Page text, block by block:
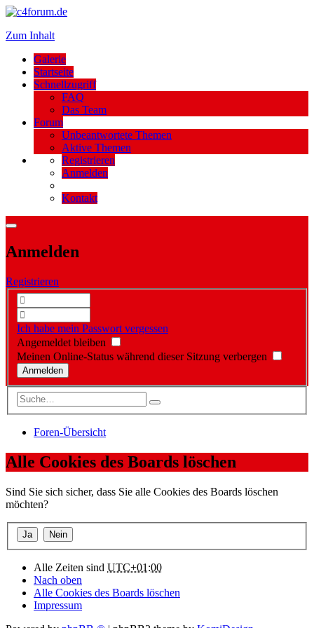
Zum Inhalt
Galerie
Startseite
Schnellzugriff
FAQ
Das Team
Forum
Unbeantwortete Themen
Aktive Themen
Registrieren
Anmelden
Kontakt
Anmelden
Registrieren
Ich habe mein Passwort vergessen
Angemeldet bleiben
Meinen Online-Status während dieser Sitzung verbergen
Foren-Übersicht
Alle Cookies des Boards löschen
Sind Sie sich sicher, dass Sie alle Cookies des Boards löschen
möchten?
Alle Zeiten sind UTC+01:00
Nach oben
Alle Cookies des Boards löschen
Impressum